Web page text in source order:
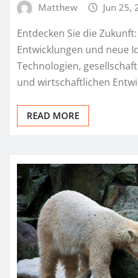
Matthew Jun 25,
Entdecken Sie die
Entwicklungen und neue
Technologien,
und wirtschaftlichen
READ MORE